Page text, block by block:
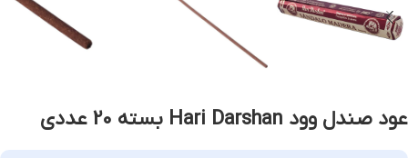
عود صندل وود Hari Darshan بسته 20 عددی